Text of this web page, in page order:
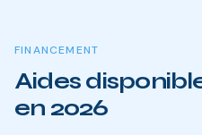
FINANCEMENT
Aides
en 2026